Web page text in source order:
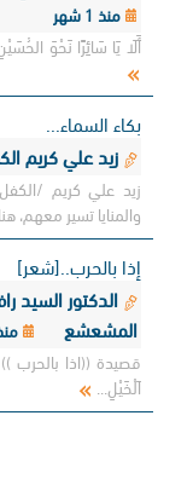
منذ 1 شهر
أَلَا يَا سَائِرًا نَحْوَ
بكاء السماء...
زيد علي كريم
زيد علي كريم /
والمنايا تسير معهم،
إذا بالحرب..[شعر]
الدكتور السيد
المشعشع
قصيدة ((اذا بالحرب ))
اَلْخَيْلِ...